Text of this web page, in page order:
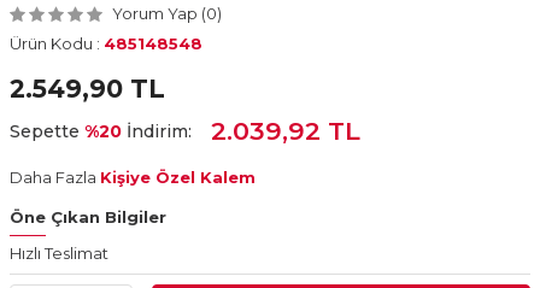
Yorum Yap (0)
Ürün Kodu : 485148548
2.549,90 TL
Sepette %20 İndirim: 2.039,92 TL
Daha Fazla Kişiye Özel Kalem
Öne Çıkan Bilgiler
Hızlı Teslimat